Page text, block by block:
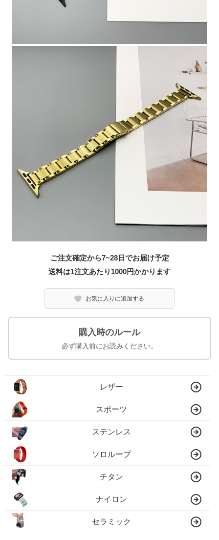
ご注文確定から7~28日でお届け予定
送料は1注文あたり 1000円かかります
お気に入りに追加する
購入時のルール
必ず購入前にお読みください。
レザー
スポーツ
ステンレス
ソロループ
チタン
ナイロン
セラミック